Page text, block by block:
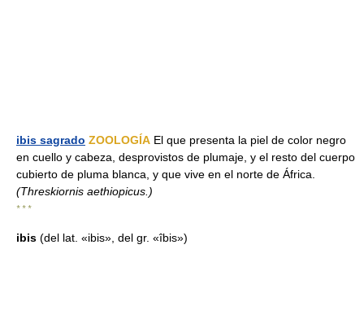
ibis sagrado ZOOLOGÍA El que presenta la piel de color negro
en cuello y cabeza, desprovistos de plumaje, y el resto del cuerpo
cubierto de pluma blanca, y que vive en el norte de África.
(Threskiornis aethiopicus.)
* * *
ibis (del lat. «ibis», del gr. «îbis»)